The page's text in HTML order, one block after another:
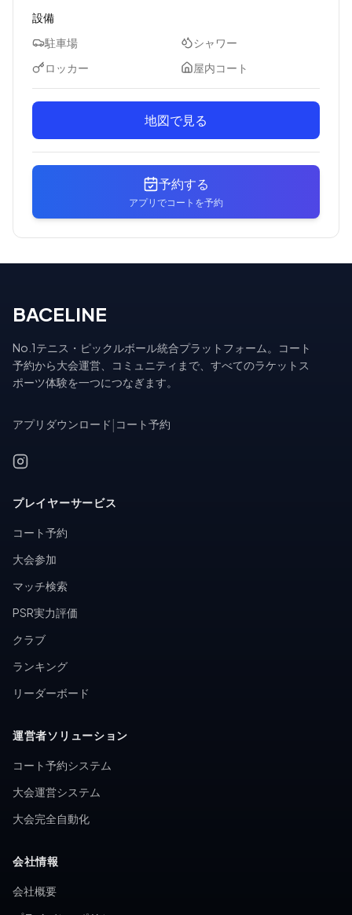
設備
駐車場
シャワー
ロッカー
屋内コート
地図で見る
予約する
アプリでコートを予約
BACELINE
No.1テニス・ピックルボール統合プラットフォーム。コート
予約から大会運営、コミュニティまで、すべてのラケットス
ポーツ体験を一つにつなぎます。
アプリダウンロード コート予約
プレイヤーサービス
コート予約
大会参加
マッチ検索
PSR実力評価
クラブ
ランキング
リーダーボード
運営者ソリューション
コート予約システム
大会運営システム
大会完全自動化
会社情報
会社概要